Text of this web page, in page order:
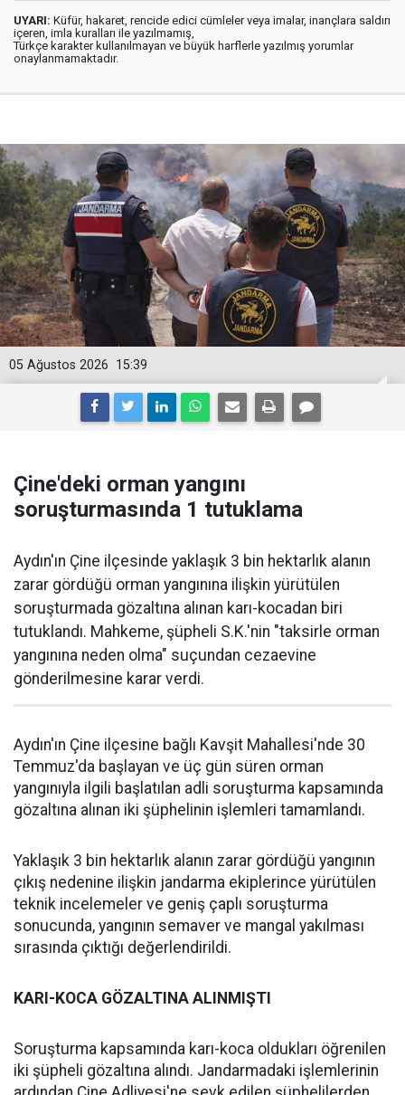
UYARI: Küfür, hakaret, rencide edici cümleler veya imalar, inançlara saldırı
içeren, imla kuralları ile yazılmamış,
Türkçe karakter kullanılmayan ve büyük harflerle yazılmış yorumlar
onaylanmamaktadır.
15:39
05 Ağustos 2026
Çine'deki orman yangını
soruşturmasında 1 tutuklama
Aydın'ın Çine ilçesinde yaklaşık 3 bin hektarlık alanın
zarar gördüğü orman yangınına ilişkin yürütülen
soruşturmada gözaltına alınan karı-kocadan biri
tutuklandı. Mahkeme, şüpheli S.K.'nin "taksirle orman
yangınına neden olma" suçundan cezaevine
gönderilmesine karar verdi.
Aydın'ın Çine ilçesine bağlı Kavşit Mahallesi'nde 30
Temmuz'da başlayan ve üç gün süren orman
yangınıyla ilgili başlatılan adli soruşturma kapsamında
gözaltına alınan iki şüphelinin işlemleri tamamlandı.
Yaklaşık 3 bin hektarlık alanın zarar gördüğü yangının
çıkış nedenine ilişkin jandarma ekiplerince yürütülen
teknik incelemeler ve geniş çaplı soruşturma
sonucunda, yangının semaver ve mangal yakılması
sırasında çıktığı değerlendirildi.
KARI-KOCA GÖZALTINA ALINMIŞTI
Soruşturma kapsamında karı-koca oldukları öğrenilen
iki şüpheli gözaltına alındı. Jandarmadaki işlemlerinin